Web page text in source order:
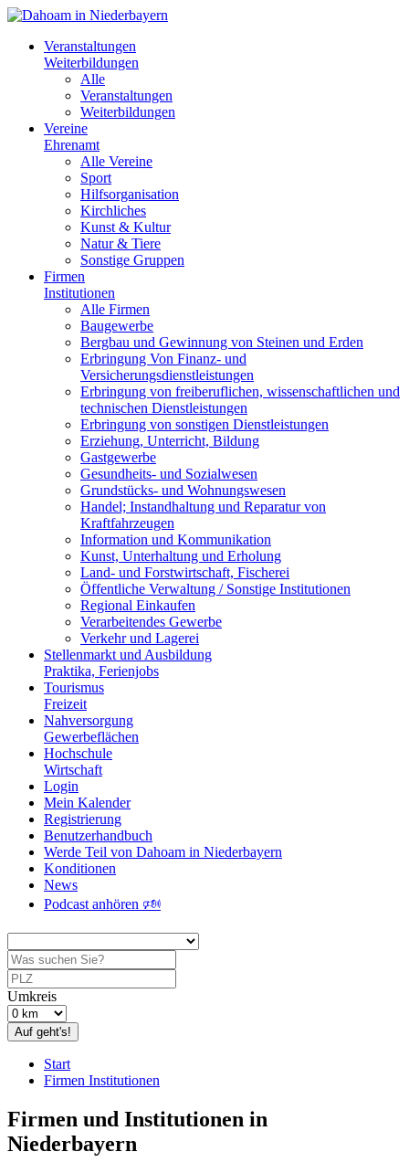
Veranstaltungen
Weiterbildungen
Alle
Veranstaltungen
Weiterbildungen
Vereine
Ehrenamt
Alle Vereine
Sport
Hilfsorganisation
Kirchliches
Kunst & Kultur
Natur & Tiere
Sonstige Gruppen
Firmen
Institutionen
Alle Firmen
Baugewerbe
Bergbau und Gewinnung von Steinen und Erden
Erbringung Von Finanz- und
Versicherungsdienstleistungen
Erbringung von freiberuflichen, wissenschaftlichen und
technischen Dienstleistungen
Erbringung von sonstigen Dienstleistungen
Erziehung, Unterricht, Bildung
Gastgewerbe
Gesundheits- und Sozialwesen
Grundstücks- und Wohnungswesen
Handel; Instandhaltung und Reparatur von
Kraftfahrzeugen
Information und Kommunikation
Kunst, Unterhaltung und Erholung
Land- und Forstwirtschaft, Fischerei
Öffentliche Verwaltung / Sonstige Institutionen
Regional Einkaufen
Verarbeitendes Gewerbe
Verkehr und Lagerei
Stellenmarkt und Ausbildung
Praktika, Ferienjobs
Tourismus
Freizeit
Nahversorgung
Gewerbeflächen
Hochschule
Wirtschaft
Login
Mein Kalender
Registrierung
Benutzerhandbuch
Werde Teil von Dahoam in Niederbayern
Konditionen
News
Podcast anhören 🕬
Umkreis
Auf geht's!
Start
Firmen Institutionen
Firmen und Institutionen in
Niederbayern